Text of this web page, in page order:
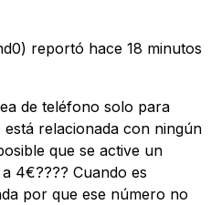
reportó hace 18 minutos
de teléfono solo para
relacionada con ningún
que se active un
4€???? Cuando es
por que ese número no